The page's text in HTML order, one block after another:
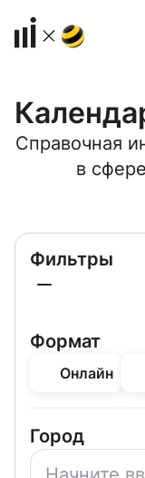
Справочная
в
Фильтры
Формат
Онлайн
Город